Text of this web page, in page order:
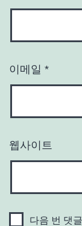
이메일 *
웹사이트
다음 번 댓